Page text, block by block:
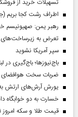
تسهیلات خرید از
اطراف رشت کجا بریم
رهبر یمن: صهیونیسم
تعرض به زیرساخت‌های
سپر آمریکا نشوید
باج‌نیوزها؛ باج‌گیری
ضربات سخت هوافضای
یورش آرش‌های ارتش به
خسارت به دو خوابگاه